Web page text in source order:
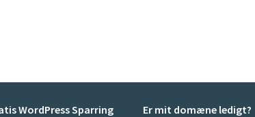
WordPress Sparring Er mit domæne ledigt?